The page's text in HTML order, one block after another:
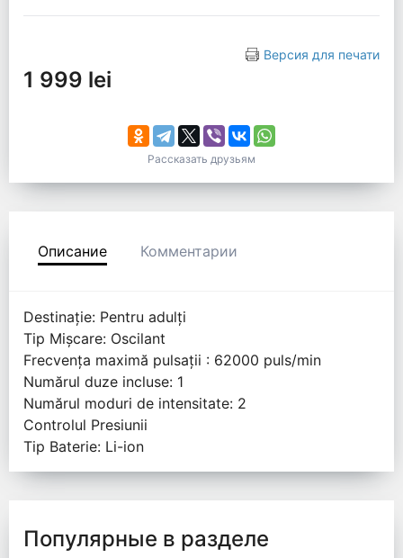
Версия для печати
1 999 lei
Рассказать друзьям
Описание Комментарии
Destinație: Pentru adulți
Tip Mișcare: Oscilant
Frecvența maximă pulsații : 62000 puls/min
Numărul duze incluse: 1
Numărul moduri de intensitate: 2
Controlul Presiunii
Tip Baterie: Li-ion
Популярные в разделе